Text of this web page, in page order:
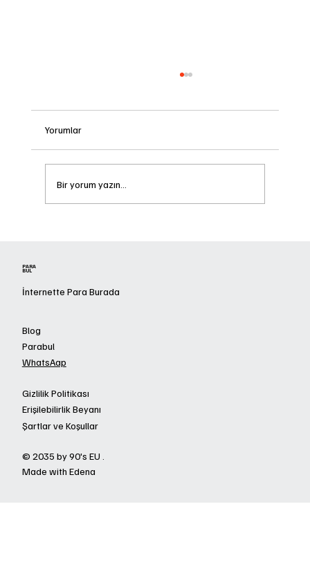
Yorumlar
Bir yorum yazın...
PARA
BUL
İnternette Para Burada
Blog
Parabul
WhatsAap
Gizlilik Politikası
Erişilebilirlik Beyanı
Şartlar ve Koşullar
© 2035 by 90's EU .
Made with Edena